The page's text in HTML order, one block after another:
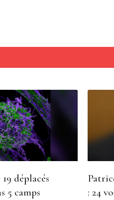
déplacés
5 camps
: 24